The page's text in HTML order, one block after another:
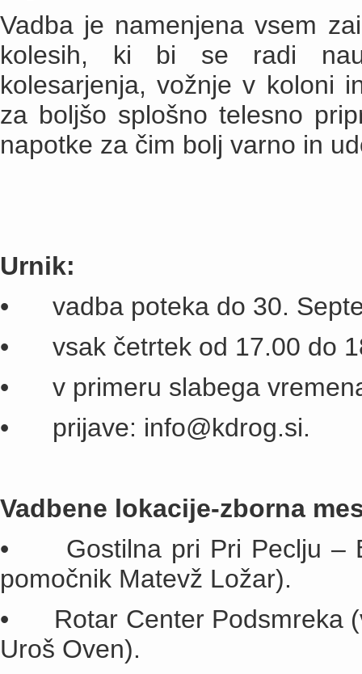
Vadba je namenjena vsem
kolesih, ki bi se radi
kolesarjenja, vožnje v koloni
za boljšo splošno telesno
napotke za čim bolj varno in
Urnik:
• vadba poteka do 30.
• vsak četrtek od 17.00 do
• v primeru slabega
• prijave: info@kdrog.si.
Vadbene lokacije-zborna
• Gostilna pri Pri Peclju –
pomočnik Matevž Ložar).
• Rotar Center Podsmreka
Uroš Oven).